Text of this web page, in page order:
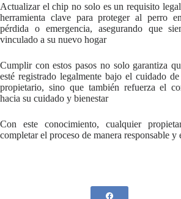
Actualizar el chip no solo es un requisito
herramienta clave para proteger al perro
pérdida o emergencia, asegurando que
vinculado a su nuevo hogar
Cumplir con estos pasos no solo garantiza
esté registrado legalmente bajo el cuidado
propietario, sino que también refuerza el
hacia su cuidado y bienestar
Con este conocimiento, cualquier
completar el proceso de manera responsable y